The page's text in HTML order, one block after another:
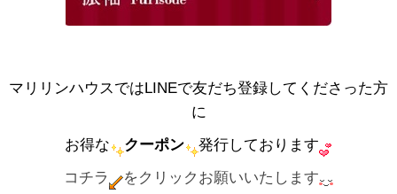
マリリンハウスではLINEで友だち登録してくださった方
に
お得な
クーポン
発行しております
コチラ
をクリックお願いいたします